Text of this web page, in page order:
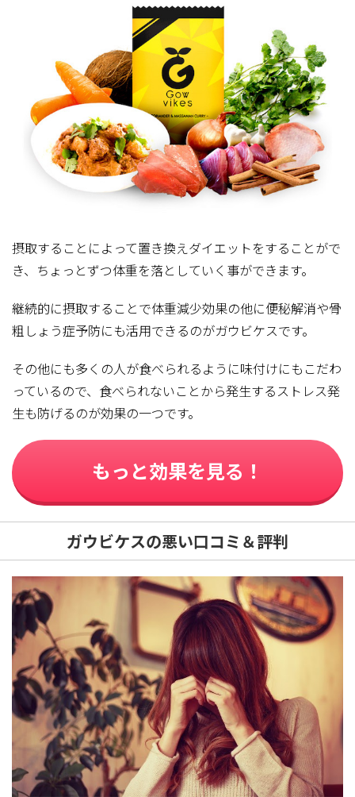
摂取することによって置き換えダイエットをすることがで
き、ちょっとずつ体重を落としていく事ができます。
継続的に摂取することで体重減少効果の他に便秘解消や骨
粗しょう症予防にも活用できるのがガウビケスです。
その他にも多くの人が食べられるように味付けにもこだわ
っているので、食べられないことから発生するストレス発
生も防げるのが効果の一つです。
もっと効果を見る！
ガウビケスの悪い口コミ＆評判